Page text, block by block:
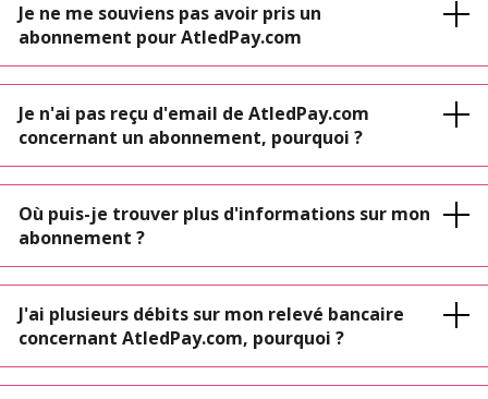
Je ne me souviens pas avoir pris un
abonnement pour AtledPay.com
Je n'ai pas reçu d'email de AtledPay.com
concernant un abonnement, pourquoi ?
Où puis-je trouver plus d'informations sur mon
abonnement ?
J'ai plusieurs débits sur mon relevé bancaire
concernant AtledPay.com, pourquoi ?